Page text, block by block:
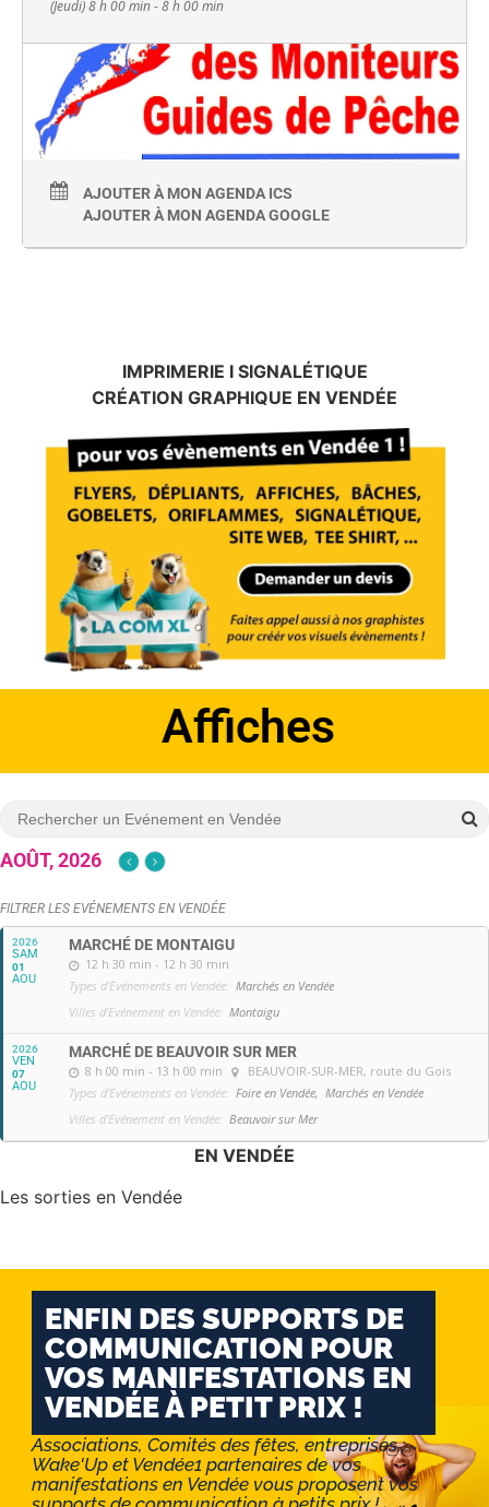
(Jeudi) 8 h 00 min - 8 h 00 min
AJOUTER À MON AGENDA ICS
AJOUTER À MON AGENDA GOOGLE
IMPRIMERIE I SIGNALÉTIQUE
CRÉATION GRAPHIQUE EN VENDÉE
Affiches
AOÛT, 2026
FILTRER LES EVÉNEMENTS EN VENDÉE
2026
SAM
01
AOU
MARCHÉ DE MONTAIGU
12 h 30 min - 12 h 30 min
Types d'Evénements en Vendée: Marchés en Vendée
Villes d'Evénement en Vendée: Montaigu
2026
VEN
07
AOU
MARCHÉ DE BEAUVOIR SUR MER
8 h 00 min - 13 h 00 min BEAUVOIR-SUR-MER, route du Gois
Types d'Evénements en Vendée: Foire en Vendée, Marchés en Vendée
Villes d'Evénement en Vendée: Beauvoir sur Mer
EN VENDÉE
Les sorties en Vendée
ENFIN DES SUPPORTS DE
COMMUNICATION POUR
VOS MANIFESTATIONS EN
VENDÉE À PETIT PRIX !
Associations, Comités des fêtes, entreprises :
Wake'Up et Vendée1 partenaires de vos
manifestations en Vendée vous proposent vos